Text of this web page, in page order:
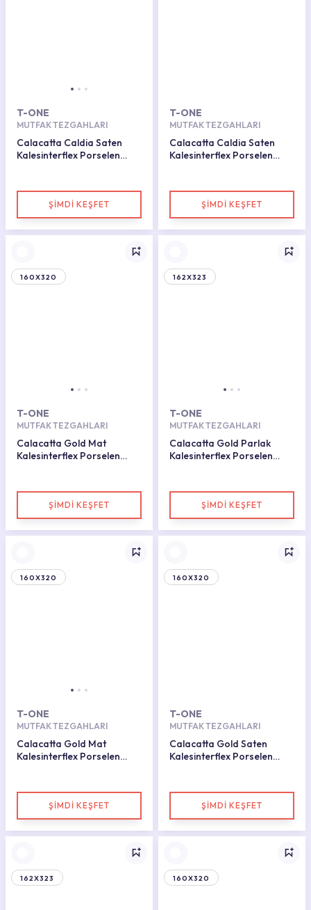
T-ONE
MUTFAK TEZGAHLARI
Calacatta Caldia Saten
Kalesinterflex Porselen
ŞİMDİ KEŞFET
T-ONE
MUTFAK TEZGAHLARI
Calacatta Caldia Saten
Kalesinterflex Porselen
ŞİMDİ KEŞFET
160X320
T-ONE
MUTFAK TEZGAHLARI
Calacatta Gold Mat
Kalesinterflex Porselen
ŞİMDİ KEŞFET
162X323
T-ONE
MUTFAK TEZGAHLARI
Calacatta Gold Parlak
Kalesinterflex Porselen
ŞİMDİ KEŞFET
160X320
T-ONE
MUTFAK TEZGAHLARI
Calacatta Gold Mat
Kalesinterflex Porselen
ŞİMDİ KEŞFET
160X320
T-ONE
MUTFAK TEZGAHLARI
Calacatta Gold Saten
Kalesinterflex Porselen
ŞİMDİ KEŞFET
162X323 160X320